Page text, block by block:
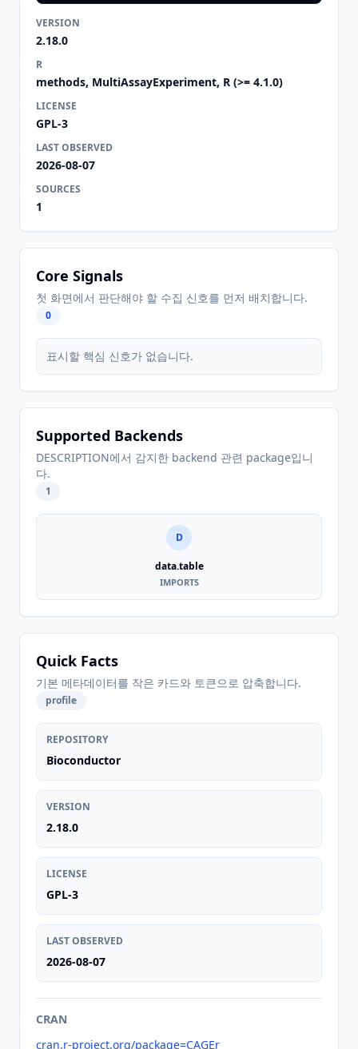
VERSION
2.18.0
R
methods, MultiAssayExperiment, R (>= 4.1.0)
LICENSE
GPL-3
LAST OBSERVED
2026-08-07
SOURCES
1
Core Signals
첫 화면에서 판단해야 할 수집 신호를 먼저 배치합니다.
0
표시할 핵심 신호가 없습니다.
Supported Backends
DESCRIPTION에서 감지한 backend 관련 package입니
다.
1
D
data.table
IMPORTS
Quick Facts
기본 메타데이터를 작은 카드와 토큰으로 압축합니다.
profile
REPOSITORY
Bioconductor
VERSION
2.18.0
LICENSE
GPL-3
LAST OBSERVED
2026-08-07
CRAN
cran.r-project.org/package=CAGEr